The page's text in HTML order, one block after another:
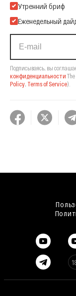
Подпишитесь на
Утренний бриф
Еженедельный
Подписываясь, вы
конфиденциальности
Policy, Terms of Service).